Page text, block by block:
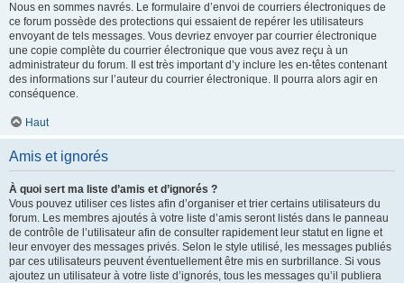
Nous en sommes navrés. Le formulaire d’envoi de courriers électroniques de
ce forum possède des protections qui essaient de repérer les utilisateurs
envoyant de tels messages. Vous devriez envoyer par courrier électronique
une copie complète du courrier électronique que vous avez reçu à un
administrateur du forum. Il est très important d’y inclure les en-têtes contenant
des informations sur l’auteur du courrier électronique. Il pourra alors agir en
conséquence.
Haut
Amis et ignorés
À quoi sert ma liste d’amis et d’ignorés ?
Vous pouvez utiliser ces listes afin d’organiser et trier certains utilisateurs du
forum. Les membres ajoutés à votre liste d’amis seront listés dans le panneau
de contrôle de l’utilisateur afin de consulter rapidement leur statut en ligne et
leur envoyer des messages privés. Selon le style utilisé, les messages publiés
par ces utilisateurs peuvent éventuellement être mis en surbrillance. Si vous
ajoutez un utilisateur à votre liste d’ignorés, tous les messages qu’il publiera